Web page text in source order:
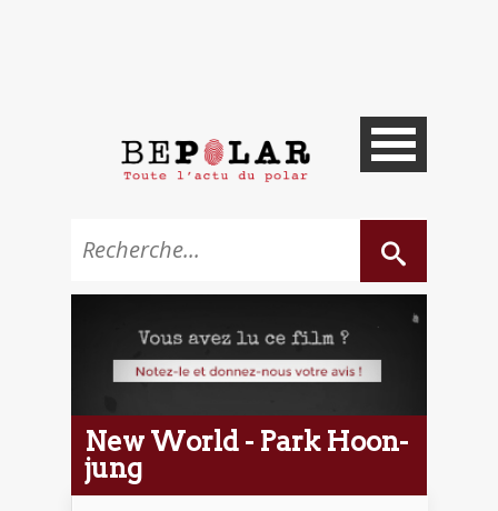
New World - Park Hoon-
jung